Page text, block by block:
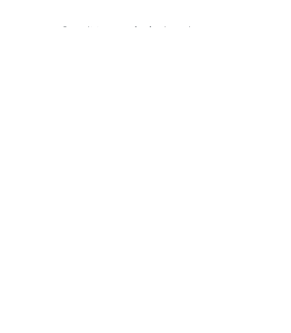
Conditions générales de vente